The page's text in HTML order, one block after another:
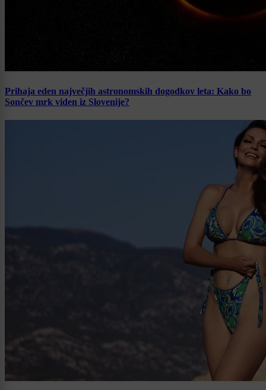
Prihaja eden največjih astronomskih dogodkov leta: Kako bo
Sončev mrk viden iz Slovenije?